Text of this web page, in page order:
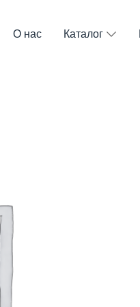
О нас Каталог